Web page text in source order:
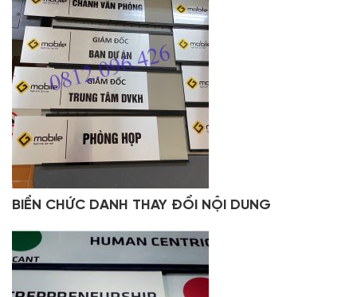
BIỂN CHỨC DANH THAY ĐỔI NỘI DUNG